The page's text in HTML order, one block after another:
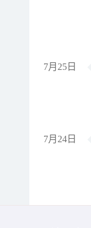
7月25日
7月24日